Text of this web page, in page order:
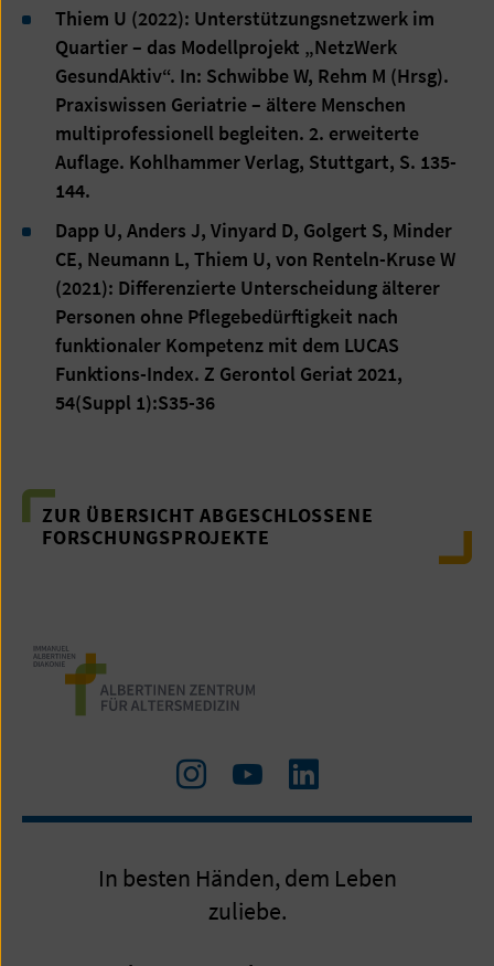
Thiem U (2022): Unterstützungsnetzwerk im
Quartier – das Modellprojekt „NetzWerk
GesundAktiv“. In: Schwibbe W, Rehm M (Hrsg).
Praxiswissen Geriatrie – ältere Menschen
multiprofessionell begleiten. 2. erweiterte
Auflage. Kohlhammer Verlag, Stuttgart, S. 135-
144.
Dapp U, Anders J, Vinyard D, Golgert S, Minder
CE, Neumann L, Thiem U, von Renteln-Kruse W
(2021): Differenzierte Unterscheidung älterer
Personen ohne Pflegebedürftigkeit nach
funktionaler Kompetenz mit dem LUCAS
Funktions-Index. Z Gerontol Geriat 2021,
54(Suppl 1):S35-36
ZUR ÜBERSICHT ABGESCHLOSSENE
FORSCHUNGSPROJEKTE
Zu
Instagram
Zum
Youtube-
LinkedIn
In besten Händen, dem Leben
zuliebe.